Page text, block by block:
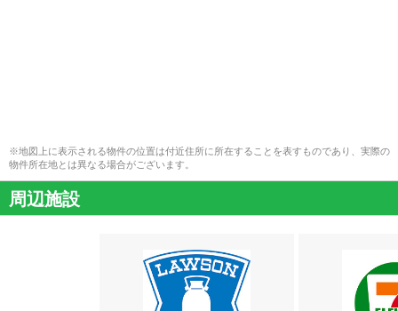
※地図上に表示される物件の位置は付近住所に所在することを表すものであり、実際の
物件所在地とは異なる場合がございます。
周辺施設